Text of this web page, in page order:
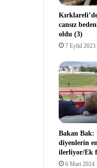
cansız
oldu (3)
7 Eylül 2023
Bakan Bak:
diyenlerin
ilerliyor/Ek
6 Mart 2024